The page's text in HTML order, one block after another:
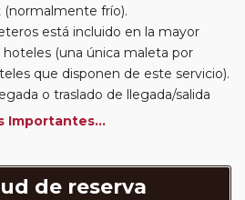
frío).
está incluido en la mayor
(una única maleta por
que disponen de este servicio).
o traslado de llegada/salida
itinerario.
pensión (incluirá un número de
Importantes...
de reserva